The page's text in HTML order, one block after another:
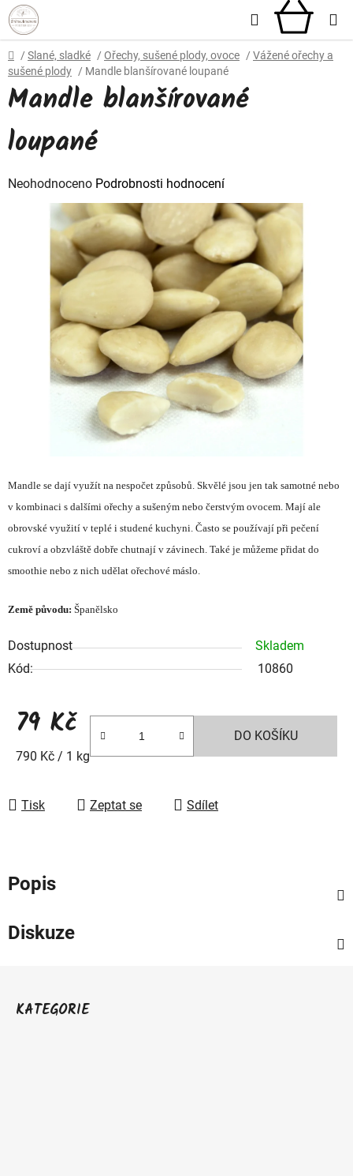
Přejít
na
obsah
Hledat
Domů
/ Slané, sladké / Ořechy, sušené plody, ovoce / Vážené ořechy a
sušené plody / Mandle blanšírované loupané
Mandle se dají využít na nespočet způsobů. Skvělé jsou jen tak samotné nebo
v kombinaci s dalšími ořechy a sušeným nebo čerstvým ovocem. Mají ale
obrovské využití v teplé i studené kuchyni. Často se používají při pečení
cukroví a obzvláště dobře chutnají v závinech. Také je můžeme přidat do
smoothie nebo z nich udělat ořechové máslo.
Země původu: Španělsko
Dostupnost
Skladem
Kód:
10860
79 Kč
Měrná cena:
790 Kč / 1 kg
DO KOŠÍKU
Tisk Zeptat se Sdílet
Mandle blanšírované
loupané
Průměrné
hodnocení
produktu
hvězdiček.
Neohodnoceno Podrobnosti hodnocení
Popis
Diskuze
KATEGORIE